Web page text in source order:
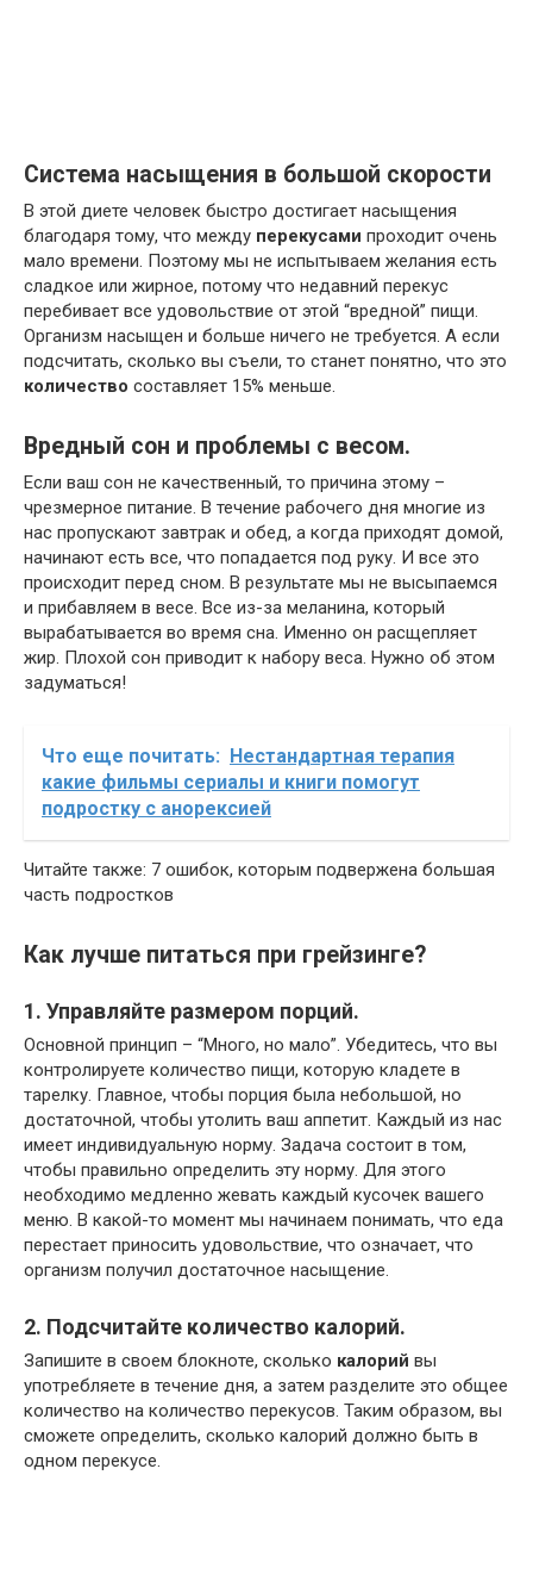
Система насыщения в большой скорости
В этой диете человек быстро достигает насыщения
благодаря тому, что между перекусами проходит очень
мало времени. Поэтому мы не испытываем желания есть
сладкое или жирное, потому что недавний перекус
перебивает все удовольствие от этой “вредной” пищи.
Организм насыщен и больше ничего не требуется. А если
подсчитать, сколько вы съели, то станет понятно, что это
количество составляет 15% меньше.
Вредный сон и проблемы с весом.
Если ваш сон не качественный, то причина этому –
чрезмерное питание. В течение рабочего дня многие из
нас пропускают завтрак и обед, а когда приходят домой,
начинают есть все, что попадается под руку. И все это
происходит перед сном. В результате мы не высыпаемся
и прибавляем в весе. Все из-за меланина, который
вырабатывается во время сна. Именно он расщепляет
жир. Плохой сон приводит к набору веса. Нужно об этом
задуматься!
Что еще почитать: Нестандартная терапия
какие фильмы сериалы и книги помогут
подростку с анорексией
Читайте также: 7 ошибок, которым подвержена большая
часть подростков
Как лучше питаться при грейзинге?
1. Управляйте размером порций.
Основной принцип – “Много, но мало”. Убедитесь, что вы
контролируете количество пищи, которую кладете в
тарелку. Главное, чтобы порция была небольшой, но
достаточной, чтобы утолить ваш аппетит. Каждый из нас
имеет индивидуальную норму. Задача состоит в том,
чтобы правильно определить эту норму. Для этого
необходимо медленно жевать каждый кусочек вашего
меню. В какой-то момент мы начинаем понимать, что еда
перестает приносить удовольствие, что означает, что
организм получил достаточное насыщение.
2. Подсчитайте количество калорий.
Запишите в своем блокноте, сколько калорий вы
употребляете в течение дня, а затем разделите это общее
количество на количество перекусов. Таким образом, вы
сможете определить, сколько калорий должно быть в
одном перекусе.